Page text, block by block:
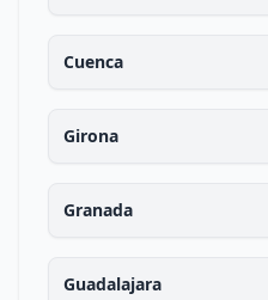
Cuenca
Girona
Granada
Guadalajara